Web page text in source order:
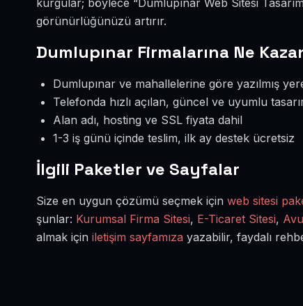
kurgular; böylece “Dumlupınar Web Sitesi
görünürlüğünüzü artırır.
Dumlupınar Firmalarına Ne
Dumlupınar ve mahallelerine göre yazılmış
Telefonda hızlı açılan, güncel ve uyumlu
Alan adı, hosting ve SSL fiyata dahil
1-3 iş günü içinde teslim, ilk ay destek ücretsiz
İlgili Paketler ve Sayfalar
Size en uygun çözümü seçmek için web sitesi
şunlar: Kurumsal Firma Sitesi, E-Ticaret Sitesi,
almak için iletişim sayfamıza yazabilir, faydalı